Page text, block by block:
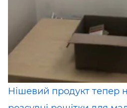
Нішевий продукт тепер